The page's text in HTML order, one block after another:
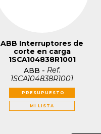
ABB Interruptores de
corte en carga
1SCA104838R1001
ABB - Ref.
1SCA104838R1001
PRESUPUESTO
MI LISTA